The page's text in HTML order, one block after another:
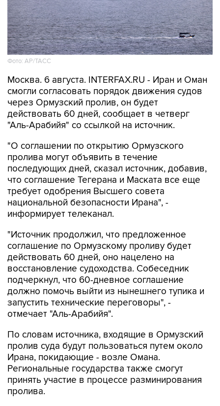
Фото: AP/ТАСС
Москва. 6 августа. INTERFAX.RU - Иран и Оман
смогли согласовать порядок движения судов
через Ормузский пролив, он будет
действовать 60 дней, сообщает в четверг
"Аль-Арабийя" со ссылкой на источник.
"О соглашении по открытию Ормузского
пролива могут объявить в течение
последующих дней, сказал источник, добавив,
что соглашение Тегерана и Маската все еще
требует одобрения Высшего совета
национальной безопасности Ирана", -
информирует телеканал.
"Источник продолжил, что предложенное
соглашение по Ормузскому проливу будет
действовать 60 дней, оно нацелено на
восстановление судоходства. Собеседник
подчеркнул, что 60-дневное соглашение
должно помочь выйти из нынешнего тупика и
запустить технические переговоры", -
отмечает "Аль-Арабийя".
По словам источника, входящие в Ормузский
пролив суда будут пользоваться путем около
Ирана, покидающие - возле Омана.
Региональные государства также смогут
принять участие в процессе разминирования
пролива.